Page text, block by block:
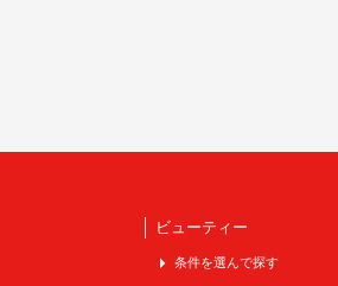
ビューティー
条件を選んで探す